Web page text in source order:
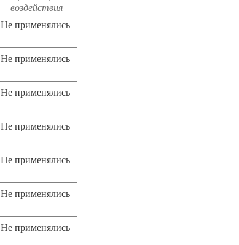
воздействия
Не применялись
Не применялись
Не применялись
Не применялись
Не применялись
Не применялись
Не применялись